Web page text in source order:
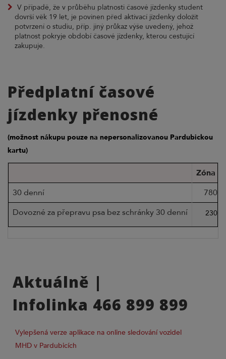
V případě, že v průběhu platnosti časové jízdenky student
dovrší věk 19 let, je povinen před aktivací jízdenky doložit
potvrzení o studiu, příp. jiný průkaz výše uvedený, jehož
platnost pokryje období časové jízdenky, kterou cestující
zakupuje.
Předplatní časové
jízdenky přenosné
(možnost nákupu pouze na nepersonalizovanou Pardubickou
kartu)
Typ přenosného předplatného
Zóna I
30 denní
780
Dovozné za přepravu psa bez schránky 30 denní
230
Aktuálně |
Infolinka 466 899 899
Vylepšená verze aplikace na online sledování vozidel
MHD v Pardubicích